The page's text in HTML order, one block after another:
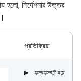
হলো, নির্দেশনার উত্তর
প্রতিক্রিয়া
ফলাফলটি বড়